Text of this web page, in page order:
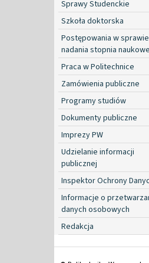
Sprawy Studenckie
Szkoła doktorska
Postępowania w sprawie
nadania stopnia
Praca w Politechnice
Zamówienia publiczne
Programy studiów
Dokumenty publiczne
Imprezy PW
Udzielanie informacji
publicznej
Inspektor Ochrony
Informacje o
danych osobowych
Redakcja